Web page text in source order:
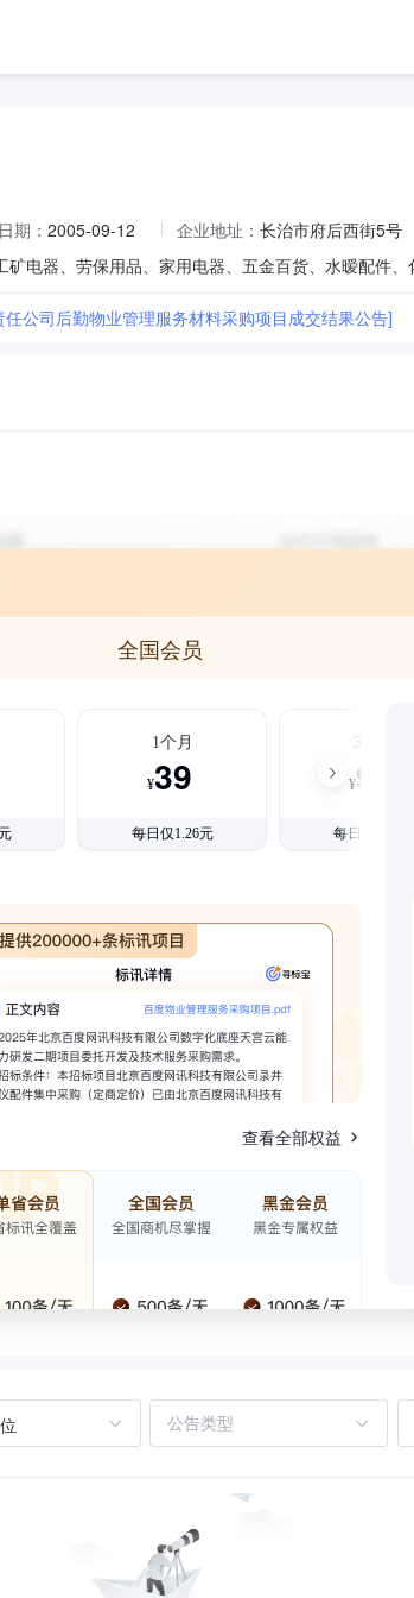
期： 2005-09-12 企业地址： 长治市府后西街5号
公司后勤物业管理服务材料采购项目成交结果公告]
全国会员
1个月
¥39
每日仅1.26元
3个月
¥99
每日仅1.08元
查看全部权益